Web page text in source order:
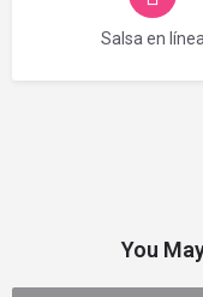
Salsa en línea
You